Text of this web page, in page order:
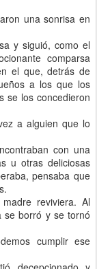
una sonrisa en
y siguió, como el
comparsa
el que, detrás de
a los que los
se los concedieron
a alguien que lo
con una
u otras deliciosas
pensaba que
reviviera. Al
se borró y se tornó
cumplir ese